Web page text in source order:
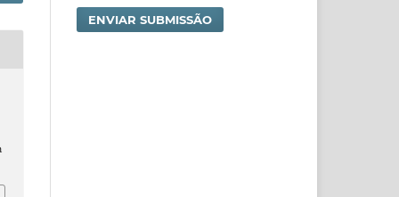
ENVIAR SUBMISSÃO